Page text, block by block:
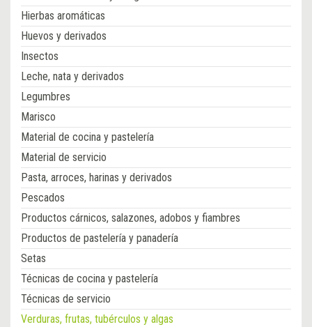
Hierbas aromáticas
Huevos y derivados
Insectos
Leche, nata y derivados
Legumbres
Marisco
Material de cocina y pastelería
Material de servicio
Pasta, arroces, harinas y derivados
Pescados
Productos cárnicos, salazones, adobos y fiambres
Productos de pastelería y panadería
Setas
Técnicas de cocina y pastelería
Técnicas de servicio
Verduras, frutas, tubérculos y algas